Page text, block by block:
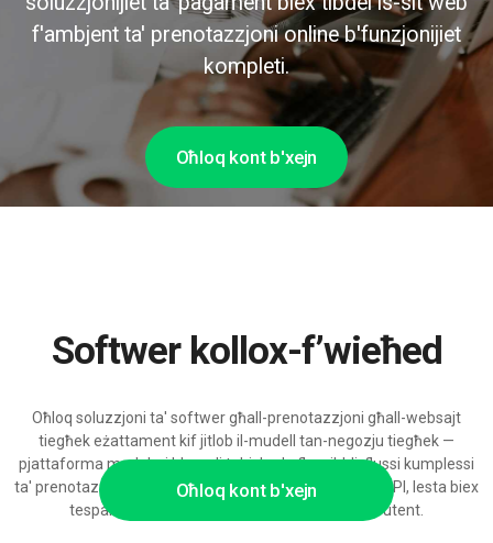
f'ambjent ta' prenotazzjoni online b'funzjonijiet
kompleti.
Oħloq kont b'xejn
Oħloq kont b'xejn
Softwer kollox-f’wieħed
Oħloq soluzzjoni ta' softwer għall-prenotazzjoni għall-websajt
tiegħek eżattament kif jitlob il-mudell tan-negozju tiegħek —
pjattaforma modolari b'regoli tal-iskeda flessibbli, flussi kumplessi
ta' prenotazzjoni, pagamenti onlajn u integrazjonijiet API, lesta biex
tespandi b'appoġġ ta' AI għall-esperjenza tal-utent.